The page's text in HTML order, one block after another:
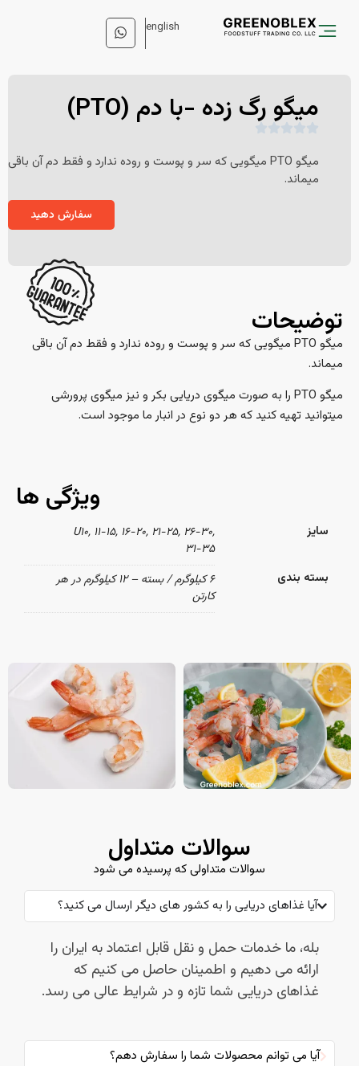
english
میگو رگ زده -با دم (PTO)
میگو PTO میگویی که سر و پوست و روده ندارد و فقط دم آن باقی
میماند.
سفارش دهید
توضیحات
میگو PTO میگویی که سر و پوست و روده ندارد و فقط دم آن باقی
میماند.
میگو PTO را به صورت میگوی دریایی بکر و نیز میگوی پرورشی
میتوانید تهیه کنید که هر دو نوع در انبار ما موجود است.
ویژگی ها
سایز
U۱۰, ۱۱-۱۵, ۱۶-۲۰, ۲۱-۲۵, ۲۶-۳۰,
۳۱-۳۵
بسته بندی
۶ کیلوگرم / بسته – ۱۲ کیلوگرم در هر
کارتن
سوالات متداول
سوالات متداولی که پرسیده می شود
آیا غذاهای دریایی را به کشور های دیگر ارسال می کنید؟
بله، ما خدمات حمل و نقل قابل اعتماد به ایران را
ارائه می دهیم و اطمینان حاصل می کنیم که
غذاهای دریایی شما تازه و در شرایط عالی می رسد.
آیا می توانم محصولات شما را سفارش دهم؟